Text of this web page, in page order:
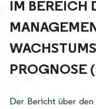
M BEREICH
ANAGEMENT
ROGNOSE
Der Bericht über